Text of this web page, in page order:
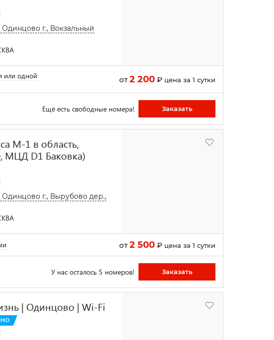
Одинцово г., Вокзальный
или одной от2 200₽ цена за 1 сутки
Ещё есть свободные номера! Заказать
М-1 в область,
МЦД D1 Баковка)
Одинцово г., Вырубово дер.,
от2 500₽ цена за 1 сутки
У нас осталось 5 номеров! Заказать
| Одинцово | Wi-Fi